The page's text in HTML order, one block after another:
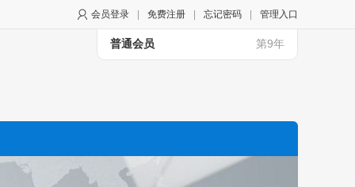
会员登录 免费注册 忘记密码 管理入口
普通会员 第9年